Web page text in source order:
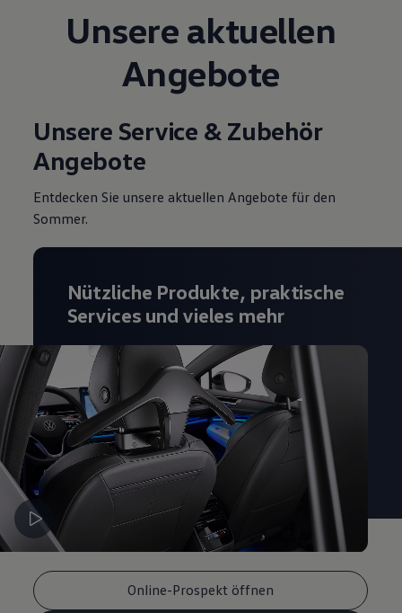
Digitale Extras
Dienste für Ihr Modell finden
Volkswagen Apps, Login und Shop
Handy und Fahrzeug verbinden
Updates für Software, Karten und Radio
Kundeninformationen
Volkswagen Kundenbetreuung
Warn- und Kontrollleuchten
Digitale Betriebsanleitung
Magazin
Elektromobilität
Volkswagen R
Pannen- und Unfallhilfe
Unsere aktuellen
Angebote
Unsere Service & Zubehör
Angebote
Entdecken Sie unsere aktuellen Angebote für den
Sommer.
Online-Prospekt öffnen
Nützliche Produkte, praktische
Services und vieles mehr